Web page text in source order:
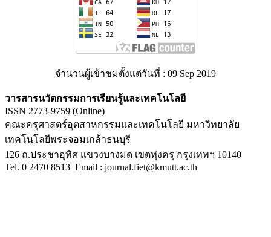
จำนวนผู้เข้าชมตั้งแต่วันที่ : 09 Sep 2019
วารสารนวัตกรรมการเรียนรู้และเทคโนโลยี
ISSN 2773-9759 (Online)
คณะครุศาสตร์อุตสาหกรรมและเทคโนโลยี มหาวิทยาลัย
เทคโนโลยีพระจอมเกล้าธนบุรี
126 ถ.ประชาอุทิศ แขวงบางมด เขตทุ่งครุ กรุงเทพฯ 10140
Tel. 0 2470 8513 Email : journal.fiet@kmutt.ac.th